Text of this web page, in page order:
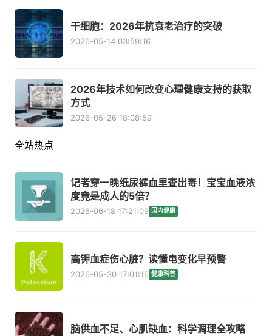
干细胞：2026年抗衰老治疗的突破
2026-05-14 03:59:16
2026年技术如何改变心理健康支持的获取
方式
2026-05-26 18:08:59
全站热点
记者穿一晚纸尿裤血里查出毒！宝宝血液浓
度竟是成人的5倍？
2026-06-18 17:21:09 国内健康
高钾血症伤心脏？读懂电变化早预警
2026-05-30 17:01:16 健康科普
脑供血不足、心肌缺血：科学调理全攻略